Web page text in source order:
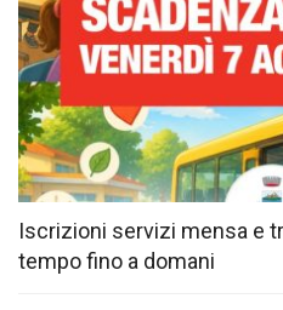
Iscrizioni servizi mensa e
tempo fino a domani